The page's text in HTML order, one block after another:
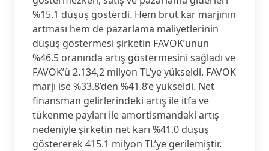
%15.1 düşüş gösterdi. Hem brüt kar marjının
artması hem de pazarlama maliyetlerinin
düşüş göstermesi şirketin FAVÖK’ünün
%46.5 oranında artış göstermesini sağladı ve
FAVÖK’ü 2.134,2 milyon TL’ye yükseldi. FAVÖK
marjı ise %33.8’den %41.8’e yükseldi. Net
finansman gelirlerindeki artış ile itfa ve
tükenme payları ile amortismandaki artış
nedeniyle şirketin net karı %41.0 düşüş
göstererek 415.1 milyon TL’ye gerilemiştir.